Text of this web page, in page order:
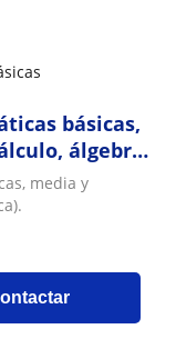
básicas,
álgebra,
media y